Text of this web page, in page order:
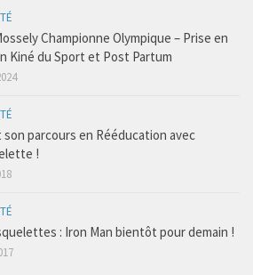
Méditérranéen
Sans Gluten
au Féminin / au Masculin
de Forme
Musculaire & Gain de Masse
Championne Olympique – Prise en
Kiné du Sport et Post Partum
son parcours en Rééducation avec
!
: Iron Man bientôt pour demain !